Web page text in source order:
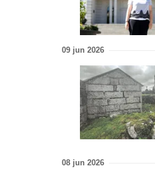
09 jun 2026
08 jun 2026